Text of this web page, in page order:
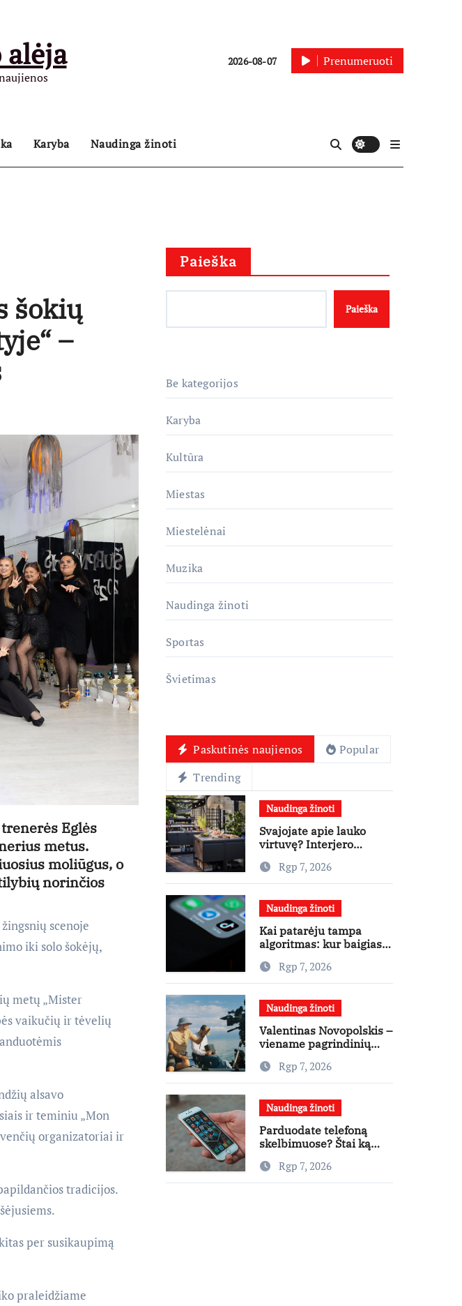
alėja 2026-08-07 Prenumeruoti
Karyba Naudinga žinoti
šokių
–
Eglės
metus.
moliūgus, o
norinčios
scenoje
iki solo šokėjų,
metų „Mister
vaikučių ir tėvelių
alsavo
ir teminiu „Mon
organizatoriai ir
tradicijos.
per susikaupimą
praleidžiame
Paieška
Paieška
Be kategorijos
Karyba
Kultūra
Miestas
Miestelėnai
Muzika
Naudinga žinoti
Sportas
Švietimas
Paskutinės naujienos
Popular
Trending
Naudinga žinoti
Svajojate apie lauko
virtuvę? Interjero
pradėtiRgp 7, 2026
Naudinga žinoti
Kai patarėju tampa
algoritmas: kur baigiasi
reklama?
Rgp 7, 2026
Naudinga žinoti
Valentinas Novopolskis –
viename pagrindinių
filme „Nugalėtoja“:
Lietuvos kino teatruose
– nuo rugpjūčio 7-osios
Rgp 7, 2026
Naudinga žinoti
Parduodate telefoną
skelbimuose? Štai ką
Rgp 7, 2026